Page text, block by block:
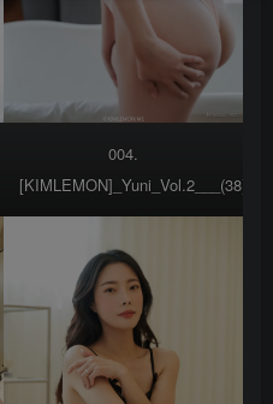
004.
[KIMLEMON]_Yuni_Vol.2___(38)